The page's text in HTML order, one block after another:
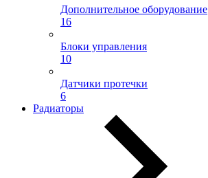
Дополнительное оборудование
16
Блоки управления
10
Датчики протечки
6
Радиаторы